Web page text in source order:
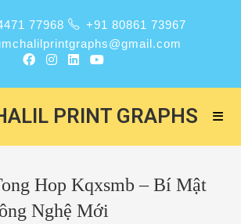
77968
+91 80861 73967
PRINT GRAPHS
Hop Kqxsmb – Bí Mật
Nghệ Mới